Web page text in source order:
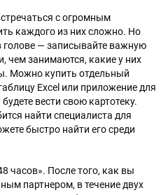
с огромным
каждого из них сложно. Но
голове — записывайте важную
чем занимаются, какие у них
Можно купить отдельный
Excel или приложение для
вести свою картотеку.
найти специалиста для
быстро найти его среди
часов». После того, как вы
партнером, в течение двух